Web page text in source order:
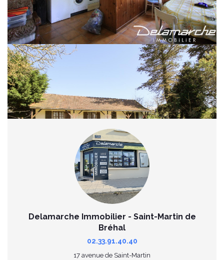
maison entre le bourg avec commerces et la plage, idéal pour les vacances !
Energie : non requis.
REF : 3472LN
PRIX : 65000 € honoraires à la charge du vendeur
Pour visiter : DELAMARCHE IMMOBILIER BREHAL 02.33.91.40.41
Nos honoraires
Partager :
Delamarche Immobilier - Saint-Martin de
Bréhal
02.33.91.40.40
17 avenue de Saint-Martin